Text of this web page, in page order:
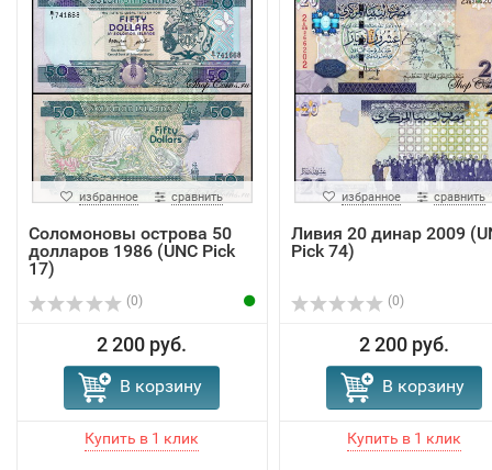
избранное сравнить
Соломоновы острова 50
долларов 1986 (UNC Pick
17)
(0)
2 200 руб.
В корзину
избранное сравнить
Ливия 20 динар 2009
Pick 74)
(0)
2 200 руб.
В корзину